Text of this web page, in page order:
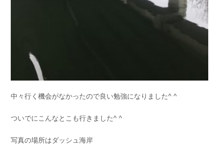
中々行く機会がなかったので良い勉強になりました^ ^
ついでにこんなとこも行きました^ ^
写真の場所はダッシュ海岸